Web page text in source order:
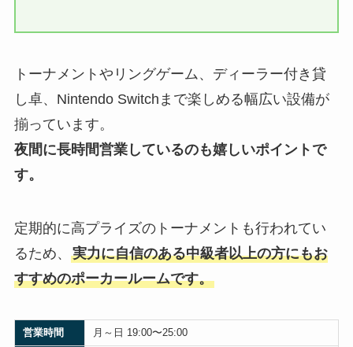
トーナメントやリングゲーム、ディーラー付き貸
し卓、Nintendo Switchまで楽しめる幅広い設備が
揃っています。
夜間に長時間営業しているのも嬉しいポイントで
す。
定期的に高プライズのトーナメントも行われてい
るため、 実力に自信のある中級者以上の方にもお
すすめのポーカールームです。
営業時間 月～日 19:00〜25:00